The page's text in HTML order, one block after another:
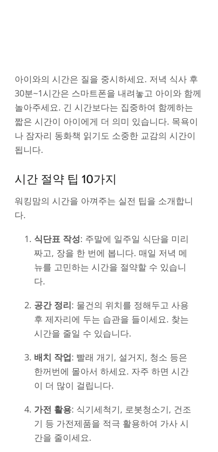
아이와의 시간은 질을 중시하세요. 저녁 식사 후
30분~1시간은 스마트폰을 내려놓고 아이와 함께
놀아주세요. 긴 시간보다는 집중하여 함께하는
짧은 시간이 아이에게 더 의미 있습니다. 목욕이
나 잠자리 동화책 읽기도 소중한 교감의 시간이
됩니다.
시간 절약 팁 10가지
워킹맘의 시간을 아껴주는 실전 팁을 소개합니
다.
식단표 작성: 주말에 일주일 식단을 미리
짜고, 장을 한 번에 봅니다. 매일 저녁 메
뉴를 고민하는 시간을 절약할 수 있습니
다.
공간 정리: 물건의 위치를 정해두고 사용
후 제자리에 두는 습관을 들이세요. 찾는
시간을 줄일 수 있습니다.
배치 작업: 빨래 개기, 설거지, 청소 등은
한꺼번에 몰아서 하세요. 자주 하면 시간
이 더 많이 걸립니다.
가전 활용: 식기세척기, 로봇청소기, 건조
기 등 가전제품을 적극 활용하여 가사 시
간을 줄이세요.